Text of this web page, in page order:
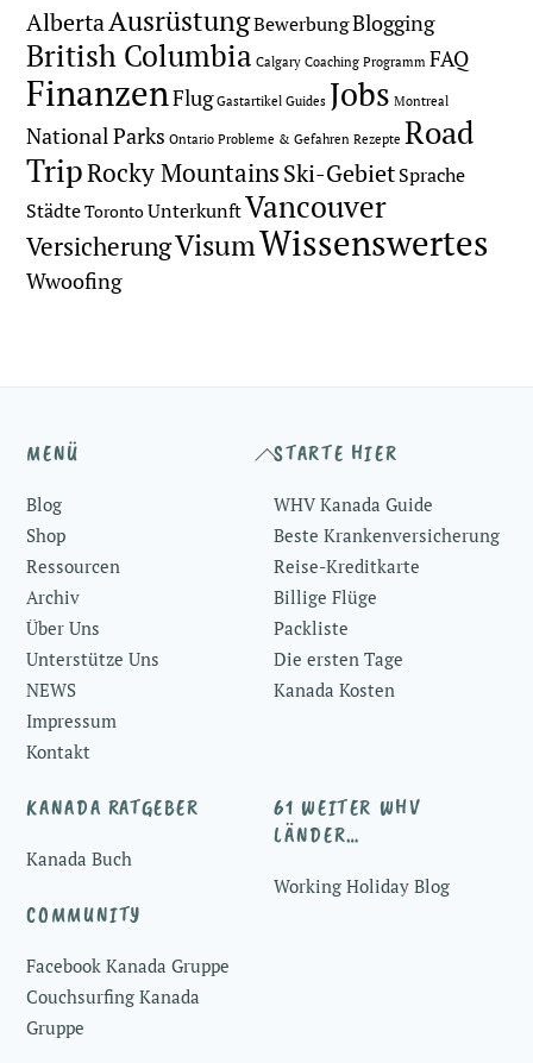
AlbertaAusrüstungBewerbungBlogging
British Columbia Calgary Coaching Programm FAQ
FinanzenFlug Gastartikel Guides Jobs Montreal
National Parks Ontario Probleme & Gefahren Rezepte Road
TripRocky MountainsSki-GebietSprache
StädteTorontoUnterkunftVancouver
VersicherungVisumWissenswertes
Wwoofing
Back
Top
MENÜ
Blog
Shop
Ressourcen
Archiv
Über Uns
Unterstütze Uns
NEWS
Impressum
Kontakt
STARTE HIER
WHV Kanada Guide
Beste Krankenversicherung
Reise-Kreditkarte
Billige Flüge
Packliste
Die ersten Tage
Kanada Kosten
KANADA RATGEBER
Kanada Buch
COMMUNITY
Facebook Kanada Gruppe
Couchsurfing Kanada
Gruppe
61 WEITER WHV
LÄNDER…
Working Holiday Blog